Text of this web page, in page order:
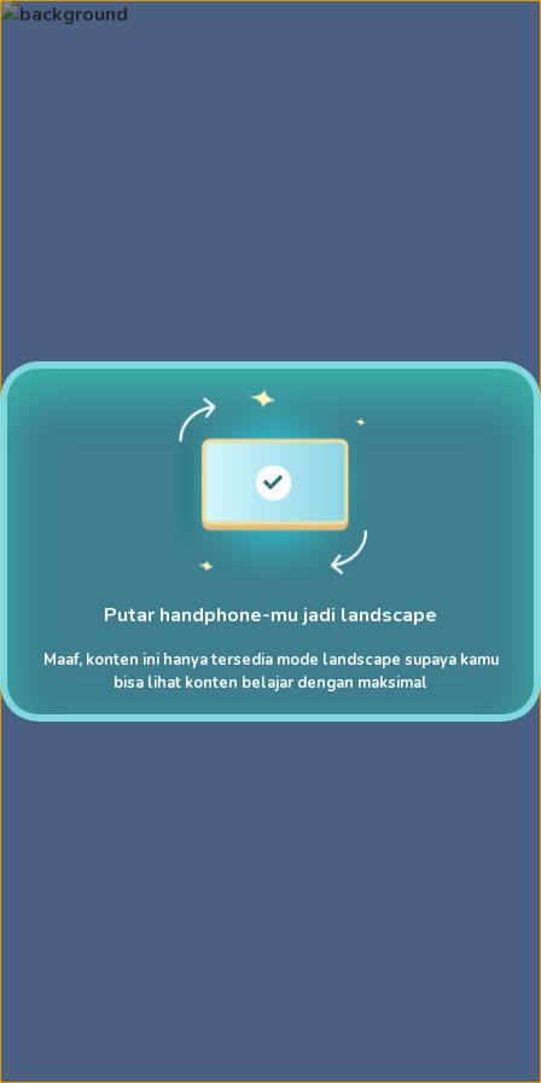
Putar handphone-mu jadi landscape
Maaf, konten ini hanya tersedia mode landscape supaya kamu
bisa lihat konten belajar dengan maksimal